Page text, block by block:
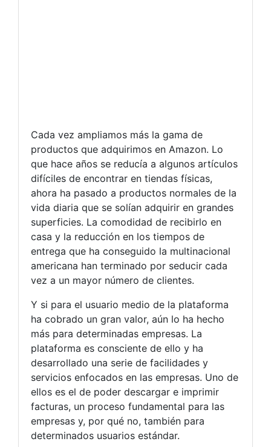
Cada vez ampliamos más la gama de
productos que adquirimos en Amazon. Lo
que hace años se reducía a algunos artículos
difíciles de encontrar en tiendas físicas,
ahora ha pasado a productos normales de la
vida diaria que se solían adquirir en grandes
superficies. La comodidad de recibirlo en
casa y la reducción en los tiempos de
entrega que ha conseguido la multinacional
americana han terminado por seducir cada
vez a un mayor número de clientes.
Y si para el usuario medio de la plataforma
ha cobrado un gran valor, aún lo ha hecho
más para determinadas empresas. La
plataforma es consciente de ello y ha
desarrollado una serie de facilidades y
servicios enfocados en las empresas. Uno de
ellos es el de poder descargar e imprimir
facturas, un proceso fundamental para las
empresas y, por qué no, también para
determinados usuarios estándar.